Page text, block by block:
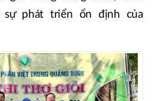
sự phát triển ổn định của